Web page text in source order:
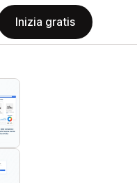
Inizia gratis